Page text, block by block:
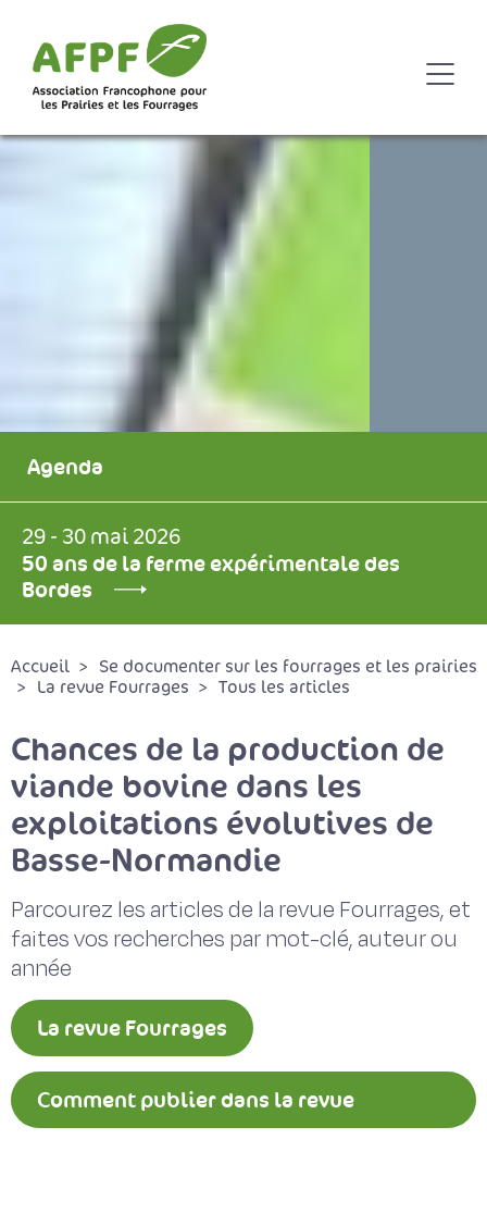
Agenda
29 - 30 mai 2026
50 ans de la ferme expérimentale des
Bordes
Accueil
Se documenter sur les fourrages et les prairies
La revue Fourrages
Tous les articles
Chances de la production de
viande bovine dans les
exploitations évolutives de
Basse-Normandie
Parcourez les articles de la revue Fourrages, et
faites vos recherches par mot-clé, auteur ou
année
La revue Fourrages
Comment publier dans la revue